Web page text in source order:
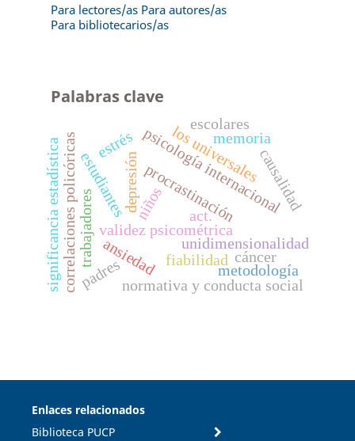
Para lectores/as Para autores/as
Para bibliotecarios/as
Palabras clave
procrastinación
validez psicométrica
trabajadores ansiedad
depresión
unidimensionalidad
correlaciones policóricas psicología internacional
causalidad
los universales
normativa y conducta social
fiabilidad
estudiantes
cáncer
padres
niños
significancia estadística metodología
memoria
estrés
escolares
act.
Enlaces relacionados
Biblioteca PUCP